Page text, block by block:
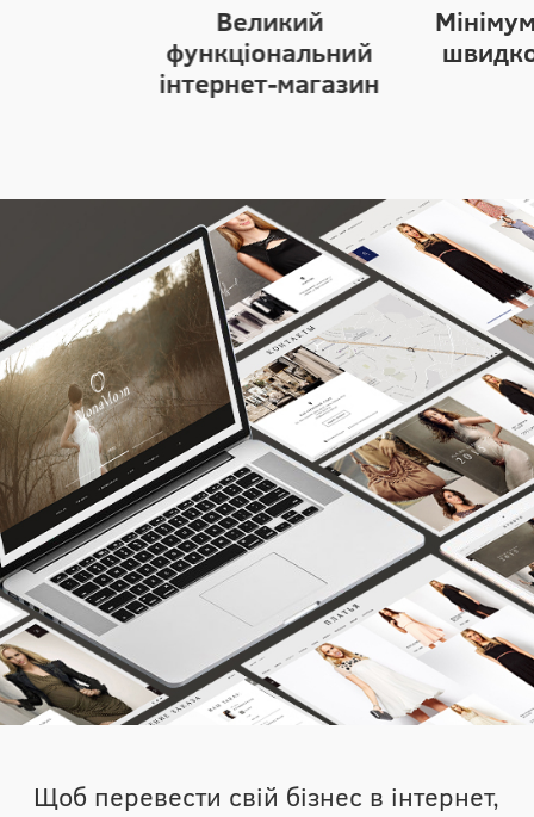
Великий
функціональний
інтернет-магазин
Щоб перевести свій бізнес в інтернет,